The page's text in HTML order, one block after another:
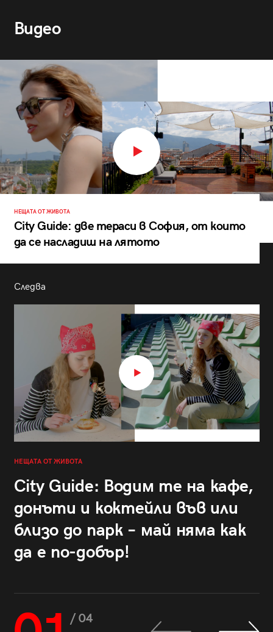
Видео
НЕЩАТА ОТ ЖИВОТА
City Guide: две тераси в София, от които
да се насладиш на лятото
Следва
НЕЩАТА ОТ ЖИВОТА
City Guide: Водим те на кафе,
донъти и коктейли във или
близо до парк – май няма как
да е по-добър!
/ 04